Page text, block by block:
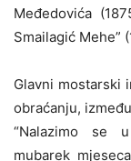
Međedovića
Smailagić Mehe”
Glavni mostarski
obraćanju,
“Nalazimo se
mubarek